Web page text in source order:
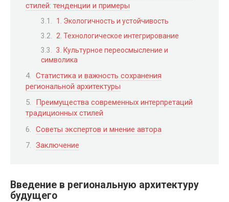
стилей: тенденции и примеры
1. Экологичность и устойчивость
2. Технологическое интегрирование
3. Культурное переосмысление и
символика
Статистика и важность сохранения
региональной архитектуры
Преимущества современных интерпретаций
традиционных стилей
Советы экспертов и мнение автора
Заключение
Введение в региональную архитектуру
будущего